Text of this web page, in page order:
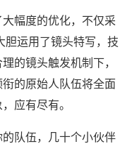
幅度的优化，不仅采
胆运用了镜头特写，技
的镜头触发机制下，
的原始人队伍将全面
应有尽有。
队伍，几十个小伙伴